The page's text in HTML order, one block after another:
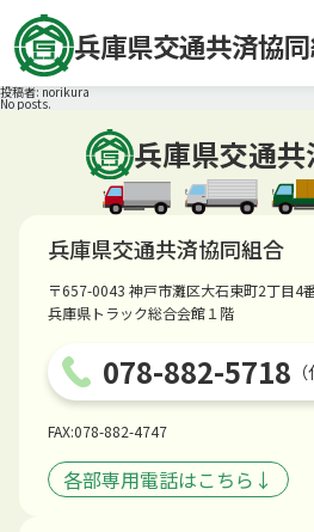
兵庫県交通共済協
投稿者:norikura
No posts.
兵庫県交通
兵庫県交通共済協同組合
〒657-0043 神戸市灘区大石東町2丁目4
兵庫県トラック総合会館１階
078-882-5718
FAX:078-882-4747
各部専用電話はこちら↓